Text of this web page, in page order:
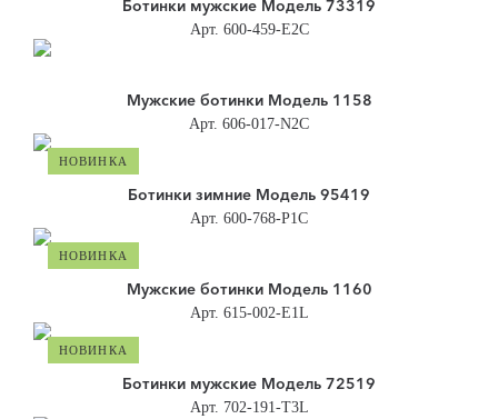
Ботинки мужские Модель 73319
Арт. 600-459-E2C
Мужские ботинки Модель 1158
Арт. 606-017-N2C
НОВИНКА
Ботинки зимние Модель 95419
Арт. 600-768-Р1С
НОВИНКА
Мужские ботинки Модель 1160
Арт. 615-002-E1L
НОВИНКА
Ботинки мужские Модель 72519
Арт. 702-191-T3L